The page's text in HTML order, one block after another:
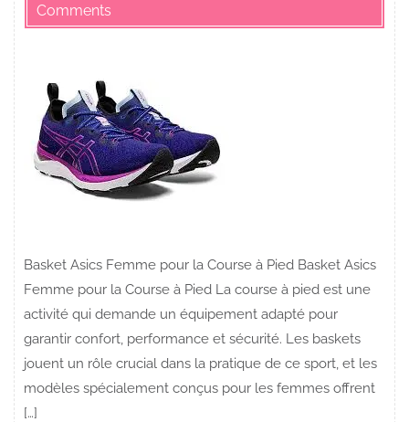
Comments
Basket Asics Femme pour la Course à Pied Basket Asics
Femme pour la Course à Pied La course à pied est une
activité qui demande un équipement adapté pour
garantir confort, performance et sécurité. Les baskets
jouent un rôle crucial dans la pratique de ce sport, et les
modèles spécialement conçus pour les femmes offrent
[…]